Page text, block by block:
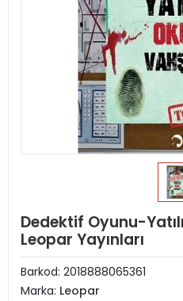
Dedektif Oyunu-
Leopar Yayınları
Barkod: 2018888065361
Marka: Leopar